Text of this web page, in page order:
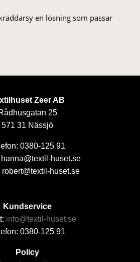
en lösning som passar
Zeer AB
25
571 31 Nässjö
0380-125 91
hanna@textil-huset.se
robert@textil-huset.se
Kundservice
info@textil-huset.se
0380-125 91
Policy